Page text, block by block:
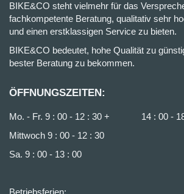
BIKE&CO steht vielmehr für das
fachkompetente Beratung, qualitativ sehr
und einen erstklassigen Service zu bieten.
BIKE&CO bedeutet, hohe Qualität zu
bester Beratung zu bekommen.
ÖFFNUNGSZEITEN:
Mo. - Fr. 9 : 00 - 12 : 30 + 14 : 00 -
Mittwoch 9 : 00 - 12 : 30
Sa. 9 : 00 - 13 : 00
Betriebsferien: